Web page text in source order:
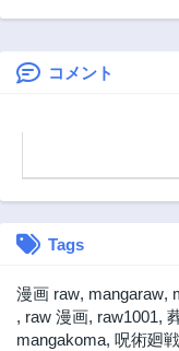
付かない
コメント
Tags
漫画 raw, mangaraw,
, raw 漫画, raw1001,
mangakoma, 呪術廻